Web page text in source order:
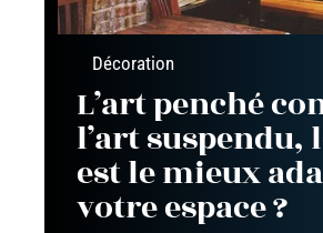
Décoration
L’art penché
l’art suspendu,
est le mieux
votre espace ?